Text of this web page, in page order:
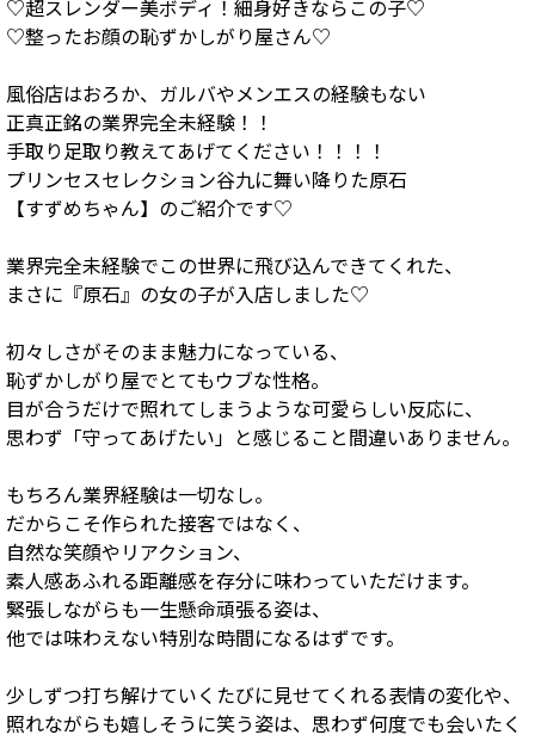
♡超スレンダー美ボディ！細身好きならこの子♡
♡整ったお顔の恥ずかしがり屋さん♡
風俗店はおろか、ガルバやメンエスの経験もない
正真正銘の業界完全未経験！！
手取り足取り教えてあげてください！！！！
プリンセスセレクション谷九に舞い降りた原石
【すずめちゃん】のご紹介です♡
業界完全未経験でこの世界に飛び込んできてくれた、
まさに『原石』の女の子が入店しました♡
初々しさがそのまま魅力になっている、
恥ずかしがり屋でとてもウブな性格。
目が合うだけで照れてしまうような可愛らしい反応に、
思わず「守ってあげたい」と感じること間違いありません。
もちろん業界経験は一切なし。
だからこそ作られた接客ではなく、
自然な笑顔やリアクション、
素人感あふれる距離感を存分に味わっていただけます。
緊張しながらも一生懸命頑張る姿は、
他では味わえない特別な時間になるはずです。
少しずつ打ち解けていくたびに見せてくれる表情の変化や、
照れながらも嬉しそうに笑う姿は、思わず何度でも会いたく